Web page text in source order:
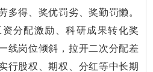
多得、奖优罚劣、奖勤罚懒。
分配激励、科研成果转化奖
线岗位倾斜，拉开二次分配差
行股权、期权、分红等中长期